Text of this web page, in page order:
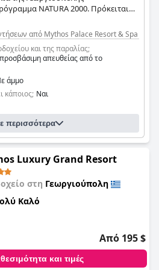
NATURA 2000. Πρόκειται
παραλίες που έχουν τιμηθεί
τιμή που αποδίδεται σε παραλίες
από Mythos Palace Resort & Spa
και της παραλίας;
απευθείας από το
άμμο
κάποιος; Ναι
περισσότερα
Luxury Grand Resort
στη Γεωργιούπολη
Καλό
Από 195 $
και τιμές